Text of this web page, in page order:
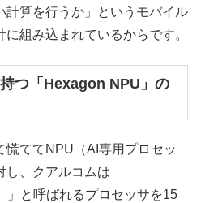
計算を行うか」というモバイル
組み込まれているからです。
つ「Hexagon NPU」の
ててNPU（AI専用プロセッ
し、クアルコムは
」と呼ばれるプロセッサを15